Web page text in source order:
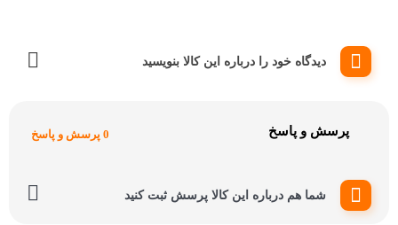
دیدگاه خود را درباره این کالا بنویسید
پرسش و پاسخ 0 پرسش و پاسخ
شما هم درباره این کالا پرسش ثبت کنید